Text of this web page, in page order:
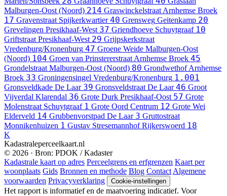
Malburgen-Oost (Noord) 214 GraswinckelstraatArnhemse Broek
17 Gravenstraat Spijkerkwartier 40 Grensweg Geitenkamp 20
Grevelingen Presikhaaf-West 37 Griendhoeve Schuytgraaf 10
Griftstraat Presikhaaf-West 29 Grijpskerkstraat
Vredenburg/Kronenburg 47 Groene Weide Malburgen-Oost
(Noord) 104 Groen van PrinstererstraatArnhemse Broek 45
Grondelstraat Malburgen-Oost (Noord) 80 GrondwethofArnhemse
Broek 33 Groningensingel Vredenburg/Kronenburg 1.001
Gronsveldkade De Laar 39 Gronsveldstraat De Laar 46 Groot
Vijverdal Klarendal 36 Grote Durk Presikhaaf-Oost 57 Grote
Molenstraat Schuytgraaf 1 Grote Oord Centrum 12 Grote Wei
Elderveld 14 Grubbenvorstpad De Laar 3 Gruttostraat
Monnikenhuizen 1 Gustav Stresemannhof Rijkerswoerd 18
K
Kadastraleperceelkaart.nl
© 2026 · Bron: PDOK / Kadaster
Kadastrale kaart op adres Perceelgrens en erfgrenzen Kaart per
woonplaats Gids Bronnen en methode Blog ContactAlgemene
voorwaarden Privacyverklaring Cookie-instellingen
Het rapport is informatief en de maatvoering indicatief. Voor